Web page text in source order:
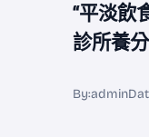
“平淡飲
診所養
By:admin